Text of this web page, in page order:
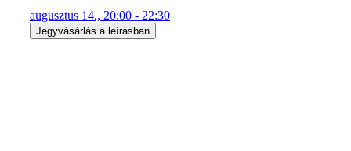
augusztus 14., 20:00 - 22:30
Jegyvásárlás a leírásban